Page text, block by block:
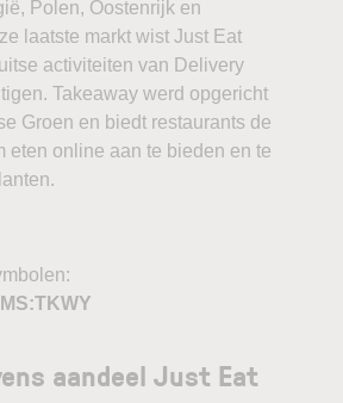
Polen, Oostenrijk en
laatste markt wist Just Eat
activiteiten van Delivery
Takeaway werd opgericht
Groen en biedt restaurants de
eten online aan te bieden en te
aandeel Just Eat